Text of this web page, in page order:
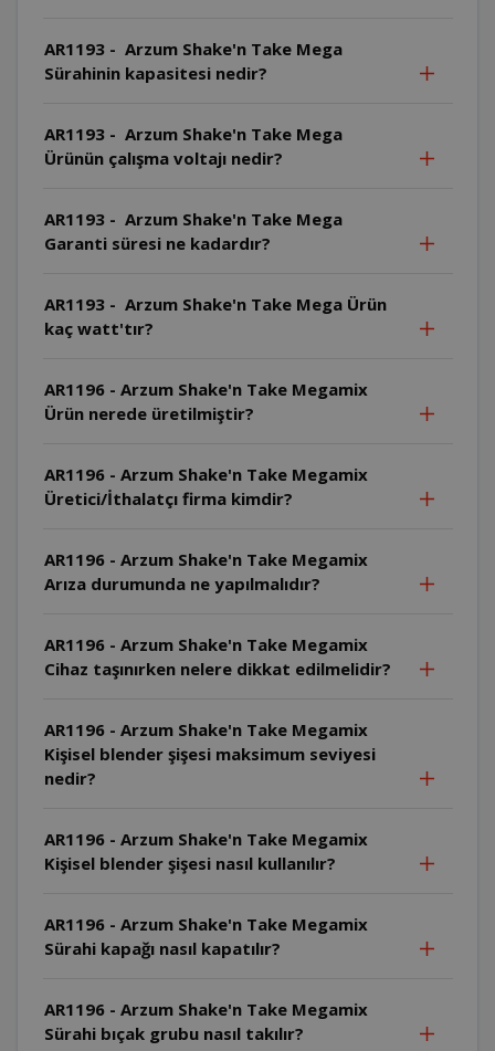
AR1193 - Arzum Shake'n Take Mega
Sürahinin kapasitesi nedir?
AR1193 - Arzum Shake'n Take Mega
Ürünün çalışma voltajı nedir?
AR1193 - Arzum Shake'n Take Mega
Garanti süresi ne kadardır?
AR1193 - Arzum Shake'n Take Mega Ürün
kaç watt'tır?
AR1196 - Arzum Shake'n Take Megamix
Ürün nerede üretilmiştir?
AR1196 - Arzum Shake'n Take Megamix
Üretici/İthalatçı firma kimdir?
AR1196 - Arzum Shake'n Take Megamix
Arıza durumunda ne yapılmalıdır?
AR1196 - Arzum Shake'n Take Megamix
Cihaz taşınırken nelere dikkat edilmelidir?
AR1196 - Arzum Shake'n Take Megamix
Kişisel blender şişesi maksimum seviyesi
nedir?
AR1196 - Arzum Shake'n Take Megamix
Kişisel blender şişesi nasıl kullanılır?
AR1196 - Arzum Shake'n Take Megamix
Sürahi kapağı nasıl kapatılır?
AR1196 - Arzum Shake'n Take Megamix
Sürahi bıçak grubu nasıl takılır?